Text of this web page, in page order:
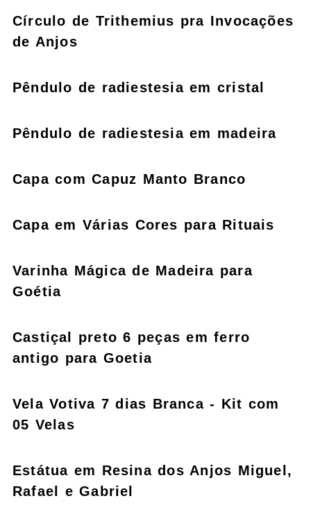
Círculo de Trithemius pra Invocações
de Anjos
Pêndulo de radiestesia em cristal
Pêndulo de radiestesia em madeira
Capa com Capuz Manto Branco
Capa em Várias Cores para Rituais
Varinha Mágica de Madeira para
Goétia
Castiçal preto 6 peças em ferro
antigo para Goetia
Vela Votiva 7 dias Branca - Kit com
05 Velas
Estátua em Resina dos Anjos Miguel,
Rafael e Gabriel